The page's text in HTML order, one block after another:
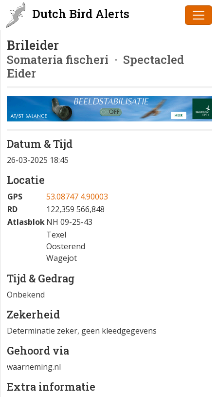
Dutch Bird Alerts
Brileider
Somateria fischeri · Spectacled
Eider
Datum & Tijd
26-03-2025 18:45
Locatie
GPS
53.08747 4.90003
RD
122,359 566,848
AtlasblokNH 09-25-43
Texel
Oosterend
Wagejot
Tijd & Gedrag
Onbekend
Zekerheid
Determinatie zeker, geen kleedgegevens
Gehoord via
waarneming.nl
Extra informatie